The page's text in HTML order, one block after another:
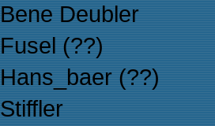
Bene Deubler
Fusel (??)
Hans_baer (??)
Stiffler